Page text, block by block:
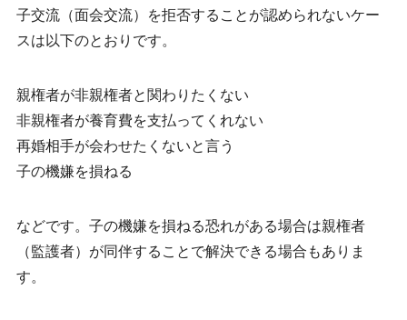
子交流（面会交流）を拒否することが認められないケー
スは以下のとおりです。
親権者が非親権者と関わりたくない
非親権者が養育費を支払ってくれない
再婚相手が会わせたくないと言う
子の機嫌を損ねる
などです。子の機嫌を損ねる恐れがある場合は親権者
（監護者）が同伴することで解決できる場合もありま
す。